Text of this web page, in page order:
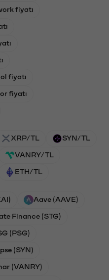
fiyatı
fiyatı
fiyatı
XRP/TL SYN/TL
VANRY/TL
ETH/TL
Aave (AAVE)
Finance (STG)
(PSG)
(SYN)
(VANRY)